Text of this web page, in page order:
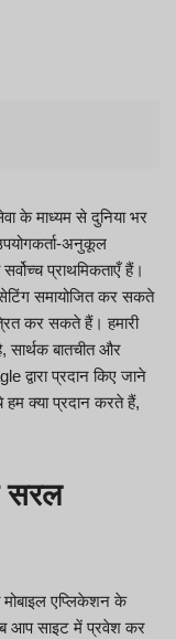
के माध्यम से दुनिया भर
अनुकूल
प्राथमिकताएँ हैं।
समायोजित कर सकते
कर सकते हैं। हमारी
बातचीत और
द्वारा प्रदान किए जाने
क्या प्रदान करते हैं,
सरल
एप्लिकेशन के
आप साइट में प्रवेश कर